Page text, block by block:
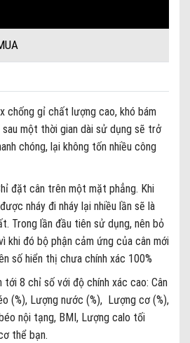
chống gỉ chất lượng cao, khó bám
một thời gian dài sử dụng sẽ trở
chóng, lại không tốn nhiều công
đặt cân trên một mặt phẳng. Khi
nháy đi nháy lại nhiều lần sẽ là
Trong lần đầu tiên sử dụng, nên bỏ
khi đó bộ phận cảm ứng của cân mới
số hiển thị chưa chính xác 100%
tới 8 chỉ số với độ chính xác cao: Cân
(%), Lượng nước (%), Lượng cơ (%),
nội tạng, BMI, Lượng calo tối
thể bạn.